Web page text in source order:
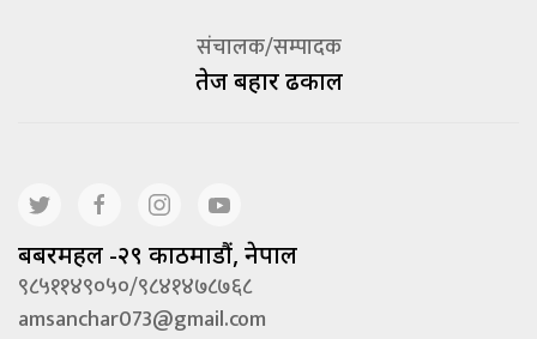
संचालक/सम्पादक
तेज बहादूर ढकाल
बबरमहल -२९ काठमाडौं, नेपाल
९८५११४९०५०/९८४१४७८७६८
amsanchar073@gmail.com